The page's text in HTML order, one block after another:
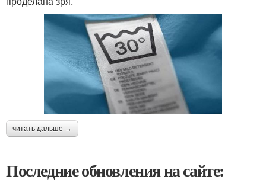
читать дальше →
Последние обновления на сайте: